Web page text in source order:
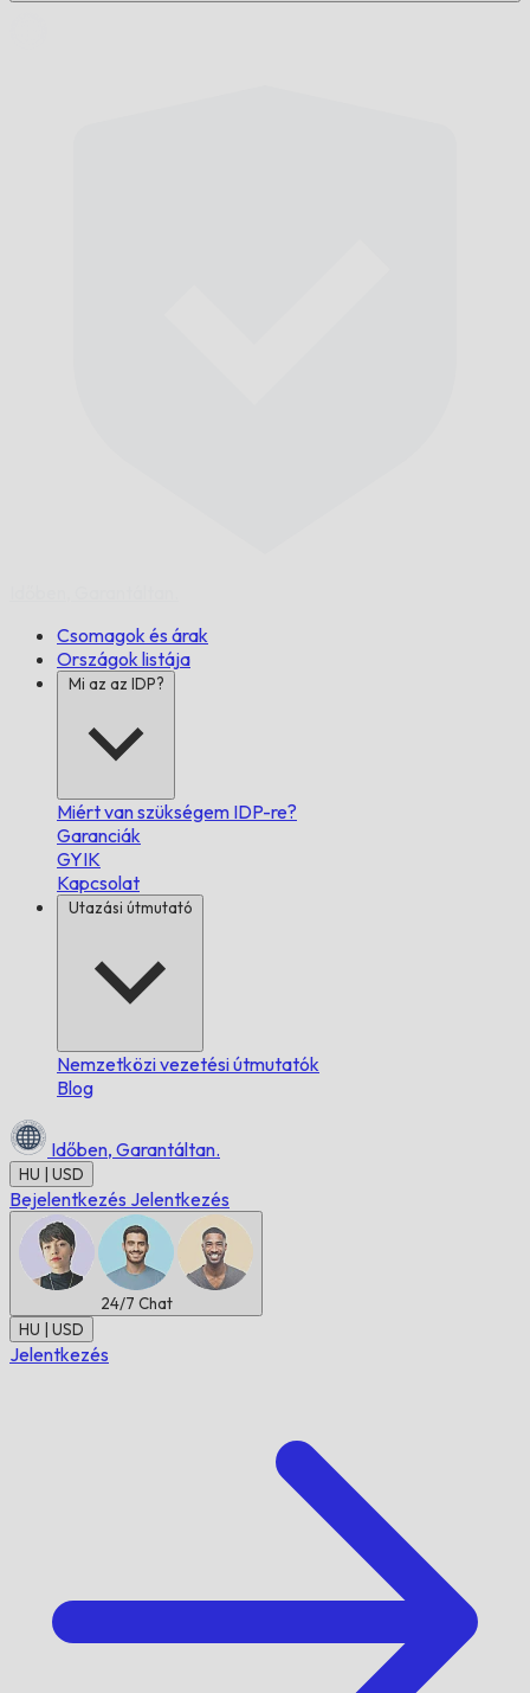
Csomagok és árak
Országok listája
Mi az az IDP?
Miért van szükségem IDP-re?
Garanciák
GYIK
Kapcsolat
Utazási útmutató
Nemzetközi vezetési útmutatók
Blog
Időben, Garantáltan.
HU | USD
Bejelentkezés Jelentkezés
24/7 Chat
HU | USD
Jelentkezés